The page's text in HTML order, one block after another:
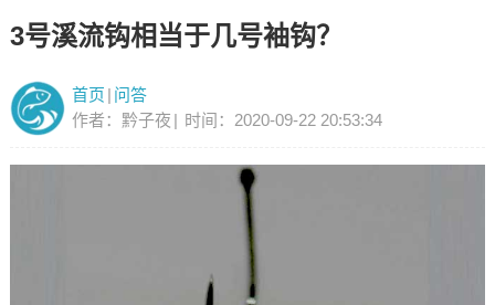
3号溪流钩相当于几号袖钩？
首页 | 问答
作者：黔子夜 | 时间：2020-09-22 20:53:34